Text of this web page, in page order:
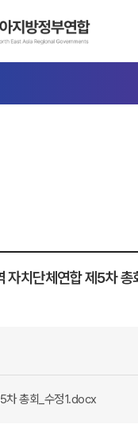
자치단체연합 제5차 총
차 총회_수정1.docx